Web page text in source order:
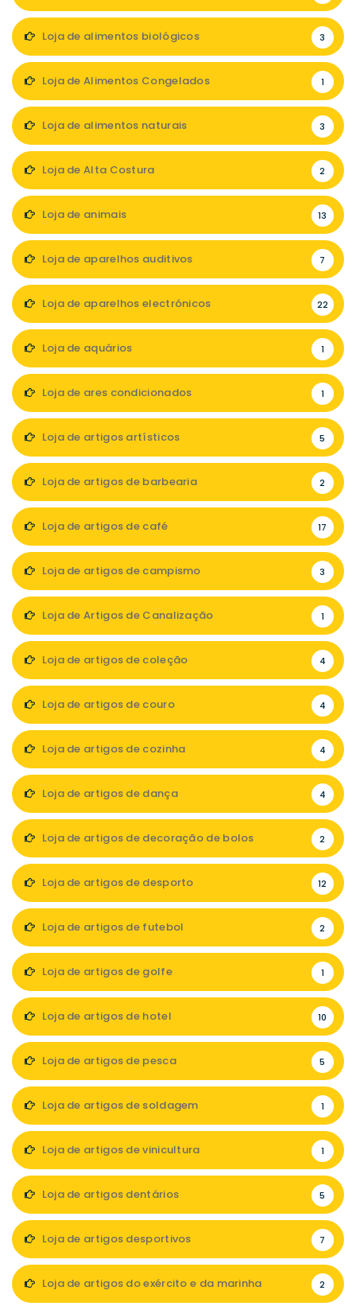
Loja de alimentos biológicos 3
Loja de Alimentos Congelados 1
Loja de alimentos naturais 3
Loja de Alta Costura 2
Loja de animais 13
Loja de aparelhos auditivos 7
Loja de aparelhos electrónicos 22
Loja de aquários 1
Loja de ares condicionados 1
Loja de artigos artísticos 5
Loja de artigos de barbearia 2
Loja de artigos de café 17
Loja de artigos de campismo 3
Loja de Artigos de Canalização 1
Loja de artigos de coleção 4
Loja de artigos de couro 4
Loja de artigos de cozinha 4
Loja de artigos de dança 4
Loja de artigos de decoração de bolos 2
Loja de artigos de desporto 12
Loja de artigos de futebol 2
Loja de artigos de golfe 1
Loja de artigos de hotel 10
Loja de artigos de pesca 5
Loja de artigos de soldagem 1
Loja de artigos de vinicultura 1
Loja de artigos dentários 5
Loja de artigos desportivos 7
Loja de artigos do exército e da marinha 2